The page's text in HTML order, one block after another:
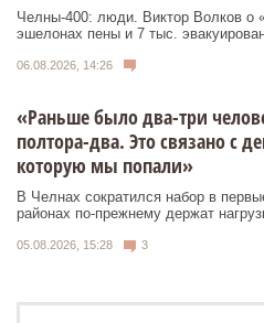
Челны-400: люди. Виктор Волков о
эшелонах пены и 7 тыс.
06.08.2026, 14:26
«Раньше было два-три
полтора-два. Это связано с
которую мы попали»
В Челнах сократился набор в
районах по-прежнему держат
05.08.2026, 15:28 3